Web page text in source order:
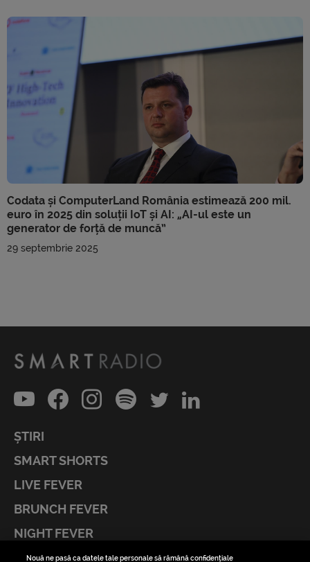
Codata și ComputerLand România estimează 200 mil.
euro în 2025 din soluții IoT și AI: „AI-ul este un
generator de forță de muncă”
29 septembrie 2025
ȘTIRI
SMART SHORTS
LIVE FEVER
BRUNCH FEVER
NIGHT FEVER
LIVE FEVER CONCERT
Nouă ne pasă ca datele tale personale să rămână confidențiale